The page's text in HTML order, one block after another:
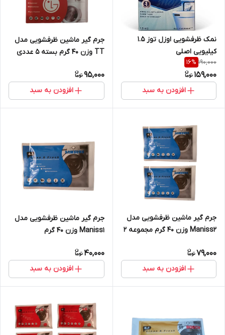
نمک ظرفشویی اوزل توز 1.5
کیلیویی اصلی
190,000
16%
159,000
افزودن به سبد
جرم گیر ماشین ظرفشویی مدل
TT وزن 40 گرم بسته 5 عددی
95,000
افزودن به سبد
جرم گیر ماشین ظرفشویی مدل
Maniss2 وزن 40 گرم مجموعه 2
79,000
افزودن به سبد
جرم گیر ماشین ظرفشویی مدل
Maniss1 وزن 40 گرم
40,000
افزودن به سبد